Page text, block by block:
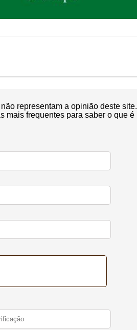
representam a opinião deste site.
mais frequentes para saber o que é